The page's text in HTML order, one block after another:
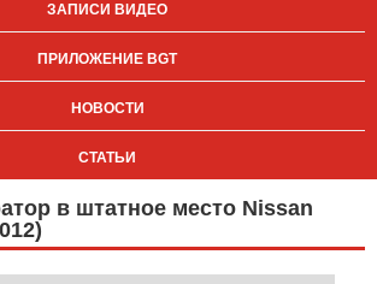
ЗАПИСИ ВИДЕО
ПРИЛОЖЕНИЕ BGT
НОВОСТИ
СТАТЬИ
в штатное место Nissan